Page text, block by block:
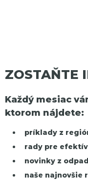
ZOSTAŇTE
Každý mesiac
ktorom nájdete:
príklady z
rady pre
novinky z
naše najnovšie